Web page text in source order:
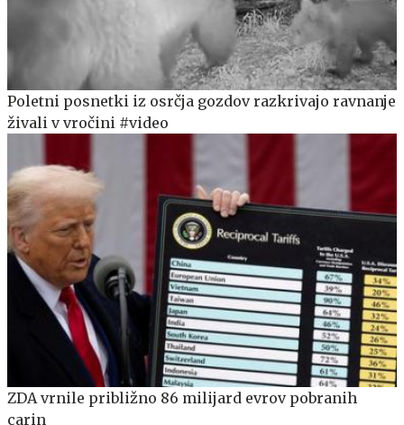
Poletni posnetki iz osrčja gozdov razkrivajo ravnanje
živali v vročini #video
ZDA vrnile približno 86 milijard evrov pobranih
carin